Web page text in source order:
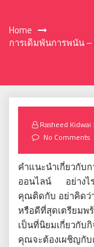
Home
การเดิมพันการพนัน
Rasheed Kidwai
No Comments
คำแนะนำเกี่ยวกับ
ออนไลน์ อย่างไร
คุณติดกับ อย่าคิดว่
หรือดีที่สุดเตรียมพ
เป็นที่นิยมเกี่ยวกับ
คุณจะต้องเผชิญกับ